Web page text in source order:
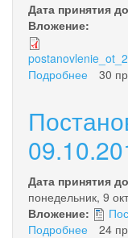
Дата принятия
Вложение:
Подробнее
от
года
30
Дата принятия
понедельник, 9
Вложение:
Подробнее
24